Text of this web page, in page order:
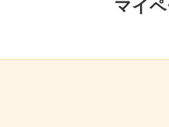
マイ